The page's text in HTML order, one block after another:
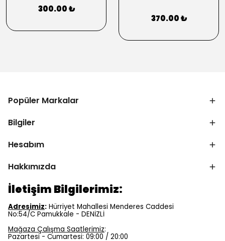
300.00 ₺
370.00 ₺
Popüler Markalar
Bilgiler
Hesabım
Hakkımızda
İletişim Bilgilerimiz:
Adresimiz: Hürriyet Mahallesi Menderes Caddesi
No:54/C Pamukkale - DENİZLİ
Mağaza Çalışma Saatlerimiz:
Pazartesi - Cumartesi: 09:00 / 20:00